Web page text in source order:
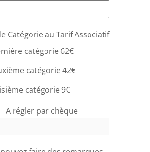
Catégorie au Tarif Associatif
catégorie 62€
catégorie 42€
catégorie 9€
A régler par chèque